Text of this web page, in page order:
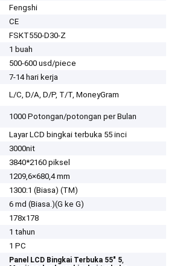
Fengshi
CE
FSKT550-D30-Z
1 buah
500-600 usd/piece
7-14 hari kerja
L/C, D/A, D/P, T/T, MoneyGram
1000 Potongan/potongan per Bulan
Layar LCD bingkai terbuka 55 inci
3000nit
3840*2160 piksel
1209,6×680,4 mm
1300:1 (Biasa) (TM)
6 md (Biasa.)(G ke G)
178x178
1 tahun
1 PC
Panel LCD Bingkai Terbuka 55" 5,